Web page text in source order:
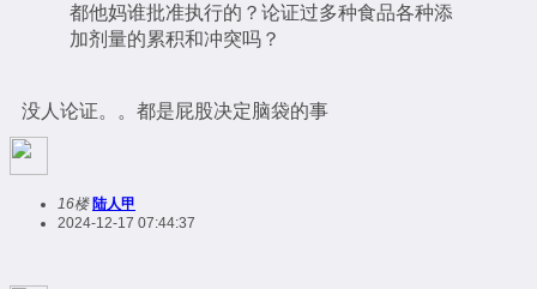
都他妈谁批准执行的？论证过多种食品各种添
加剂量的累积和冲突吗？
没人论证。。都是屁股决定脑袋的事
16楼 陆人甲
2024-12-17 07:44:37